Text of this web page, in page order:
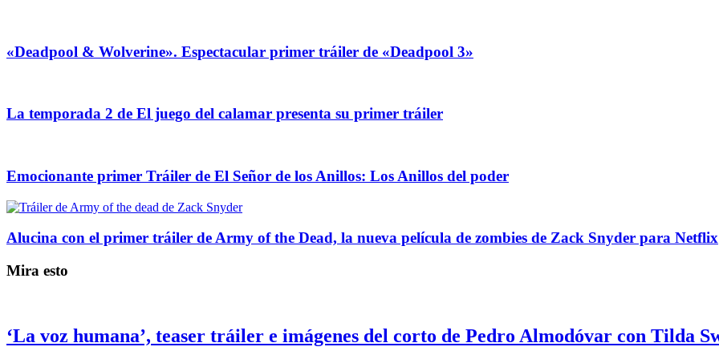
«Deadpool & Wolverine». Espectacular primer tráiler de «Deadpool 3»
La temporada 2 de El juego del calamar presenta su primer tráiler
Emocionante primer Tráiler de El Señor de los Anillos: Los Anillos del poder
Alucina con el primer tráiler de Army of the Dead, la nueva película de zombies de Zack Snyder para Netflix
Mira esto
‘La voz humana’, teaser tráiler e imágenes del corto de Pedro Almodóvar con Tilda